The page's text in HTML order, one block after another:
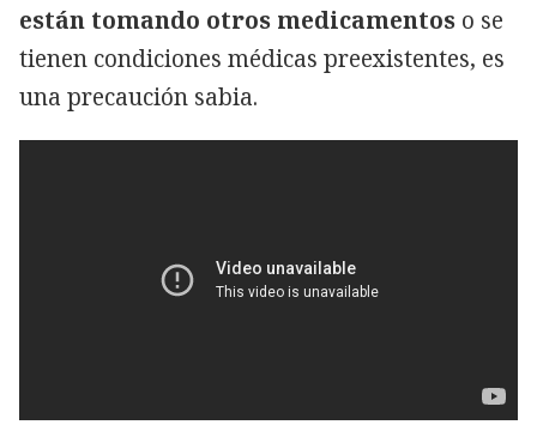
están tomando otros medicamentos o se
tienen condiciones médicas preexistentes, es
una precaución sabia.